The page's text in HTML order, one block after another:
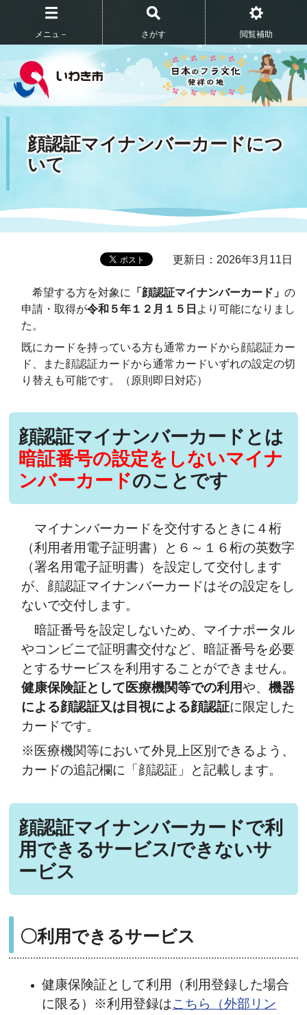
メニュ－ さがす 閲覧補助
顔認証マイナンバーカードにつ
いて
更新日：2026年3月11日
希望する方を対象に 「顔認証マイナンバーカード」の
申請・取得が令和５年１２月１５日 より可能になりまし
た。
既にカードを持っている方も通常カードから顔認証カー
ド、また顔認証カードから通常カードいずれの設定の切
り替えも可能です。（原則即日対応）
顔認証マイナンバーカードとは
暗証番号の設定をしないマイナ
ンバーカードのことです
マイナンバーカードを交付するときに４桁
（利用者用電子証明書）と６～１６桁の英数字
（署名用電子証明書）を設定して交付します
が、顔認証マイナンバーカードはその設定をし
ないで交付します。
暗証番号を設定しないため、マイナポータル
やコンビニで証明書交付など、暗証番号を必要
とするサービスを利用することができません。
健康保険証として医療機関等での利用や、機器
による顔認証又は目視による顔認証に限定した
カードです。
※医療機関等において外見上区別できるよう、
カードの追記欄に「顔認証」と記載します。
顔認証マイナンバーカードで利
用できるサービス/できないサ
ービス
〇利用できるサービス
健康保険証として利用（利用登録した場合
に限る）※利用登録はこちら（外部リン